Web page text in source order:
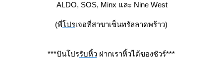
ALDO, SOS, Minx และ Nine West
(พี่ปรเจอที่สาขาเซ็นทรัลลาดพร้าว)
***ปันโปรรับหิ้วฝากเราหิ้วได้ของชัวร์***